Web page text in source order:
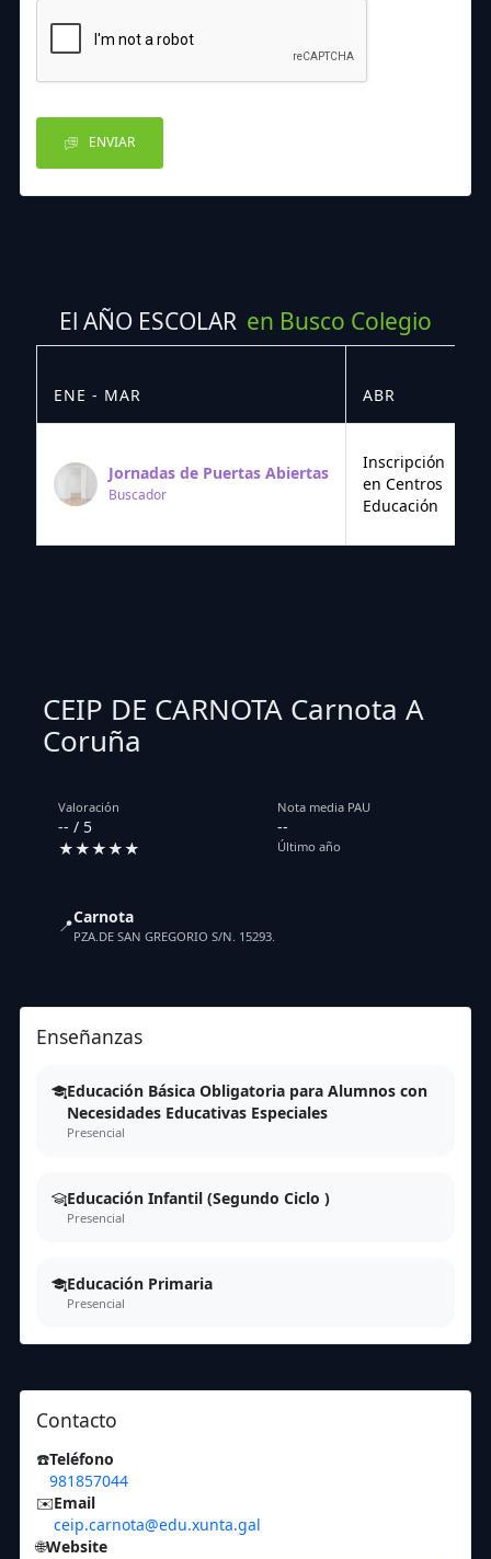
ENVIAR
El AÑO ESCOLAR en Busco Colegio
ENE - MAR ABR
Jornadas de Puertas Abiertas
Buscador
Inscripción
en Centros
Educación
CEIP DE CARNOTA Carnota A
Coruña
Valoración
-- / 5
★★★★★
Nota media PAU
--
Último año
📍Carnota
PZA.DE SAN GREGORIO S/N. 15293.
Enseñanzas
Educación Básica Obligatoria para Alumnos con
Necesidades Educativas Especiales
Presencial
Educación Infantil (Segundo Ciclo )
Presencial
Educación Primaria
Presencial
Contacto
☎️Teléfono
981857044
✉️Email
ceip.carnota@edu.xunta.gal
🌐Website